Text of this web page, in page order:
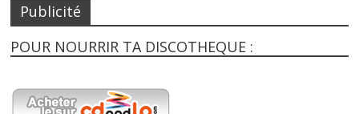
Publicité
POUR NOURRIR TA DISCOTHEQUE :